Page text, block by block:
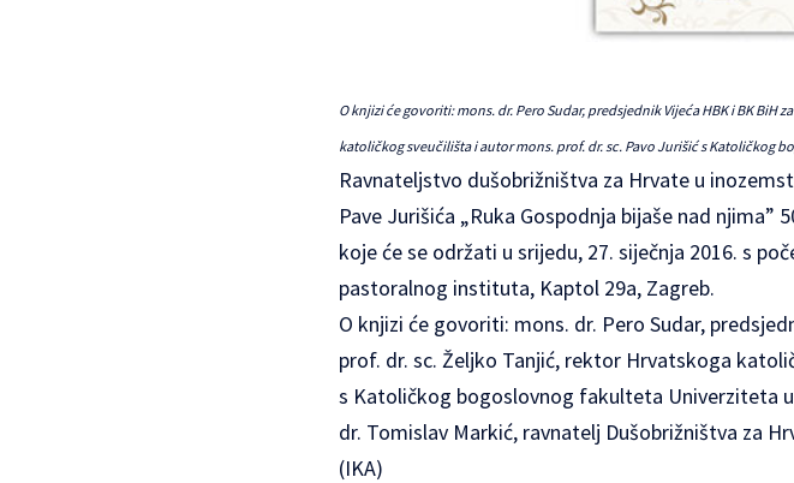
O knjizi će govoriti: mons. dr. Pero Sudar, predsjednik Vijeća HBK i BK
katoličkog sveučilišta i autor mons. prof. dr. sc. Pavo Jurišić s Katoličkog
Ravnateljstvo dušobrižništva za Hrvate u
Pave Jurišića „Ruka Gospodnja bijaše nad
koje će se održati u srijedu, 27. siječnja 2016. s
pastoralnog instituta, Kaptol 29a, Zagreb.
O knjizi će govoriti: mons. dr. Pero Sudar,
prof. dr. sc. Željko Tanjić, rektor Hrvatskoga
s Katoličkog bogoslovnog fakulteta Univerziteta
dr. Tomislav Markić, ravnatelj Dušobrižništva za
(IKA)